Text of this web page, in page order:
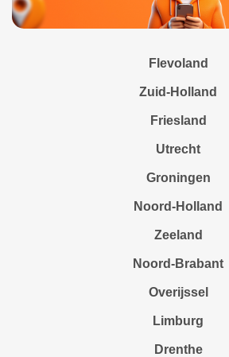
Flevoland
Zuid-Holland
Friesland
Utrecht
Groningen
Noord-Holland
Zeeland
Noord-Brabant
Overijssel
Limburg
Drenthe